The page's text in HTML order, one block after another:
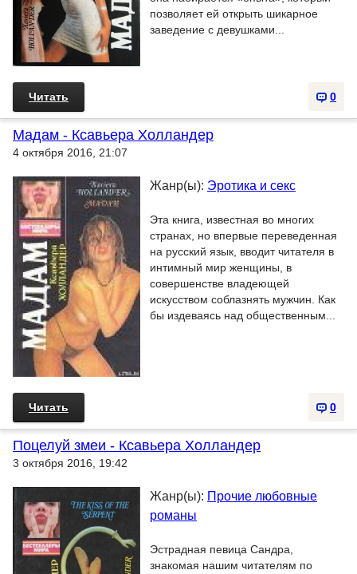
позволяет ей открыть шикарное
заведение с девушками...
0
Читать
Мадам - Ксавьера Холландер
4 октября 2016, 21:07
Жанр(ы): Эротика и секс
Эта книга, известная во многих
странах, но впервые переведенная
на русский язык, вводит читателя в
интимный мир женщины, в
совершенстве владеющей
искусством соблазнять мужчин. Как
бы издеваясь над общественным...
0
Читать
Поцелуй змеи - Ксавьера Холландер
3 октября 2016, 19:42
Жанр(ы): Прочие любовные
романы
Эстрадная певица Сандра,
знакомая нашим читателям по